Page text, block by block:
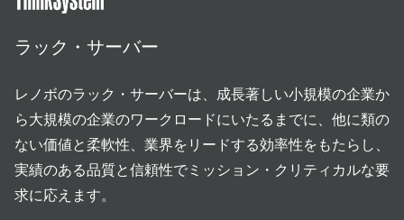
e
m
ラ
ラック・サーバー
レノボのラック・サーバーは、成長著しい小規模の企業か
ら大規模の企業のワークロードにいたるまでに、他に類の
ない価値と柔軟性、業界をリードする効率性をもたらし、
実績のある品質と信頼性でミッション・クリティカルな要
求に応えます。